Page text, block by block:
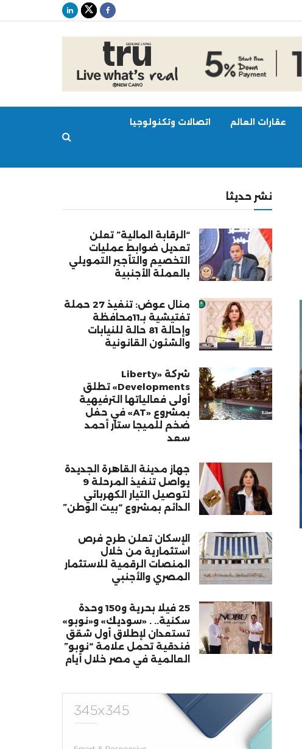
عقارات العالم اتصالات وتكنولوجيا
نشر حديثا
“الرقابة المالية” تعلن
تعديل ضوابط عمليات
التخصيم والتأجير التمويلي
بالعملة الأجنبية
منال عوض: تنفيذ 27 حملة
تفتيشية بـ11محافظة
وإحالة 81 حالة للنيابات
والشئون القانونية
شركة «Liberty
Developments» تطلق
أولى فعالياتها الترفيهية
بمشروع «AT» في حفل
ضخم للميجا ستار أحمد
سعد
جهاز مدينة القاهرة الجديدة
يواصل تنفيذ المرحلة 9
لتوصيل التيار الكهربائي
الدائم بمشروع “بيت الوطن”
الإسكان تعلن طرح فرص
استثمارية من خلال
المنصات الرقمية للاستثمار
المصري والأجنبي
25 فيلا بحرية و150 وحدة
سكنية.. . «سوديك» و«نوبو»
تستعدان لإطلاق أول شقق
فندقية تحمل علامة “نوبو”
العالمية في مصر خلال أيام